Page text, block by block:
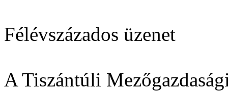
Félévszázados üzenet
A Tiszántúli